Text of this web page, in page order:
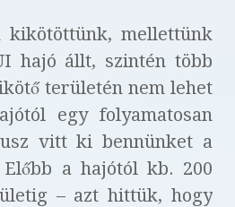
kikötöttünk, mellettünk
hajó állt, szintén több
területén nem lehet
egy folyamatosan
vitt ki bennünket a
a hajótól kb. 200
– azt hittük, hogy